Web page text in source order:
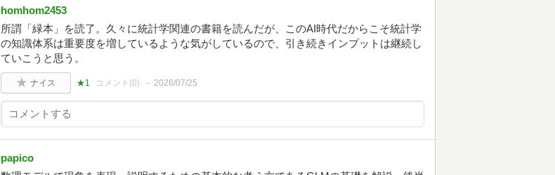
homhom2453
所謂「緑本」を読了。久々に統計学関連の書籍を読んだが、このAI時代だからこそ統計学
の知識体系は重要度を増しているような気がしているので、引き続きインプットは継続し
ていこうと思う。
ナイス ★1 コメント(0) 2026/07/25
papico